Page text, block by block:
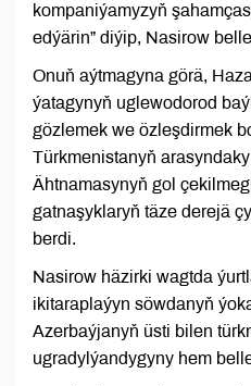
kompaniýamyzyň
edýärin” diýip, Nasirow
Onuň aýtmagyna görä,
ýatagynyň uglewodorod
gözlemek we özleşdirmek
Türkmenistanyň
Ähtnamasynyň gol
gatnaşyklaryň täze derejä
berdi.
Nasirow häzirki wagtda
ikitaraplaýyn söwdanyň
Azerbaýjanyň üsti bilen
ugradylýandygyny hem